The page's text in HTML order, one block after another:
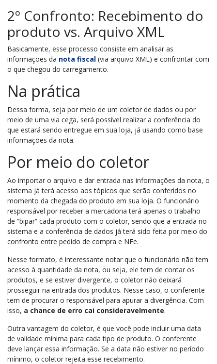
2º Confronto: Recebimento do
produto vs. Arquivo XML
Basicamente, esse processo consiste em analisar as
informações da nota fiscal (via arquivo XML) e confrontar com
o que chegou do carregamento.
Na prática
Dessa forma, seja por meio de um coletor de dados ou por
meio de uma via cega, será possível realizar a conferência do
que estará sendo entregue em sua loja, já usando como base
informações da nota.
Por meio do coletor
Ao importar o arquivo e dar entrada nas informações da nota, o
sistema já terá acesso aos tópicos que serão conferidos no
momento da chegada do produto em sua loja. O funcionário
responsável por receber a mercadoria terá apenas o trabalho
de “bipar” cada produto com o coletor, sendo que a entrada no
sistema e a conferência de dados já terá sido feita por meio do
confronto entre pedido de compra e NFe.
Nesse formato, é interessante notar que o funcionário não tem
acesso à quantidade da nota, ou seja, ele tem de contar os
produtos, e se estiver divergente, o coletor não deixará
prosseguir na entrada dos produtos. Nesse caso, o conferente
tem de procurar o responsável para apurar a divergência. Com
isso, a chance de erro cai consideravelmente.
Outra vantagem do coletor, é que você pode incluir uma data
de validade mínima para cada tipo de produto. O conferente
deve lançar essa informação. Se a data não estiver no período
mínimo, o coletor rejeita esse recebimento.